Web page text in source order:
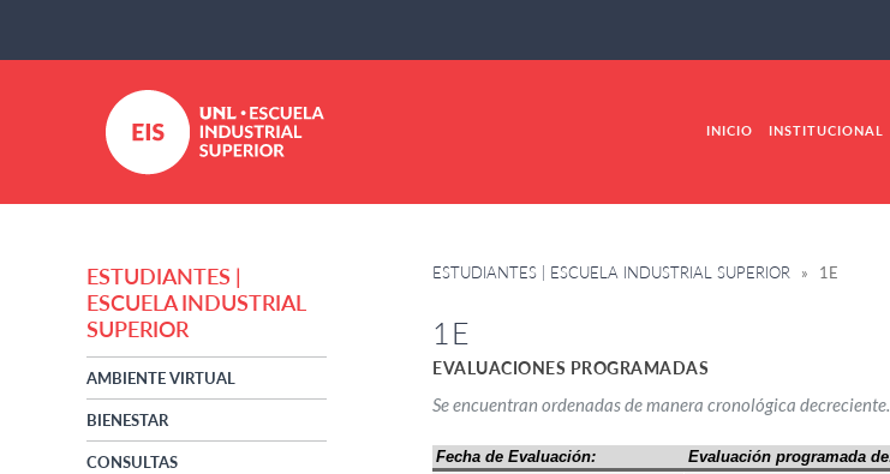
INICIO INSTITUCIONAL
ESTUDIANTES |
ESCUELA INDUSTRIAL
SUPERIOR
AMBIENTE VIRTUAL
BIENESTAR
CONSULTAS
ESTUDIANTES | ESCUELA INDUSTRIAL SUPERIOR » 1E
1E
EVALUACIONES PROGRAMADAS
Se encuentran ordenadas de manera cronológica decreciente.